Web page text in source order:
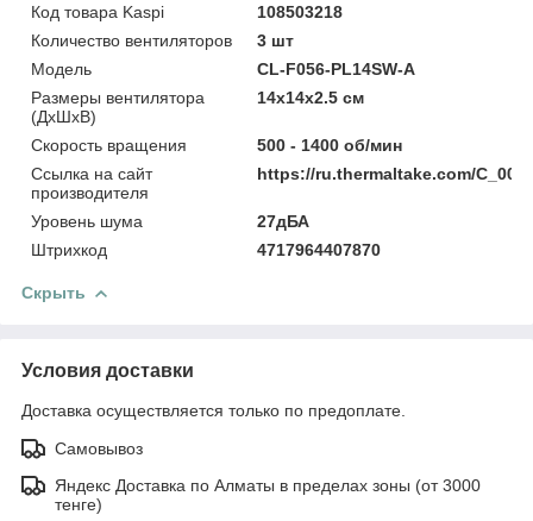
Код товара Kaspi
108503218
Количество вентиляторов
3 шт
Модель
CL-F056-PL14SW-A
Размеры вентилятора
(ДхШхВ)
14x14x2.5 см
Скорость вращения
500 - 1400 об/мин
Ссылка на сайт
производителя
https://ru.thermaltake.com/
Уровень шума
27дБА
Штрихкод
4717964407870
Скрыть
Условия доставки
Доставка осуществляется только по предоплате.
Самовывоз
Яндекс Доставка по Алматы в пределах зоны (от 3000
тенге)